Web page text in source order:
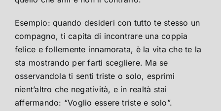
Esempio: quando desideri con tutto te stesso un
compagno, ti capita di incontrare una coppia
felice e follemente innamorata, è la vita che te la
sta mostrando per farti scegliere. Ma se
osservandola ti senti triste o solo, esprimi
nient’altro che negatività, e in realtà stai
affermando: “Voglio essere triste e solo”.